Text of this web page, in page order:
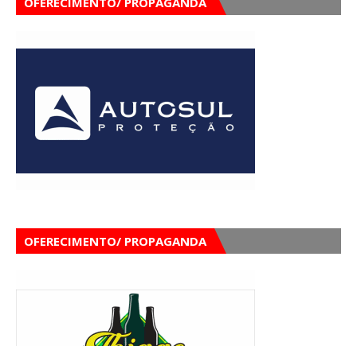
OFERECIMENTO/ PROPAGANDA